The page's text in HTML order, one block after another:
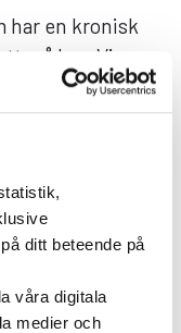
ditt beteende på
våra digitala
medier och
har en kronisk
må bra. Vi
tid genom
dietister via
och
Play